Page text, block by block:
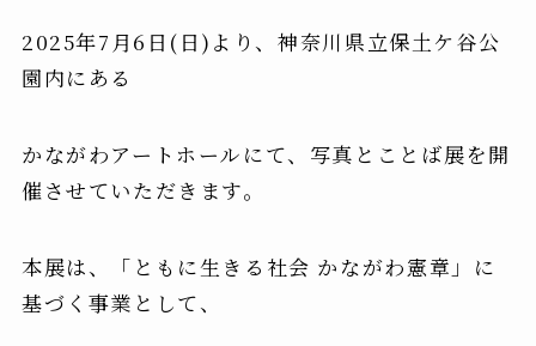
2025年7月6日(日)より、神奈川県立保土ケ谷公
園内にある
かながわアートホールにて、写真とことば展を開
催させていただきます。
本展は、「ともに生きる社会 かながわ憲章」に
基づく事業として、